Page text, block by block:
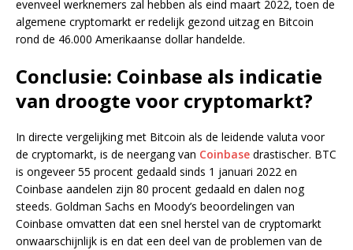
evenveel werknemers zal hebben als eind maart 2022, toen de
algemene cryptomarkt er redelijk gezond uitzag en Bitcoin
rond de 46.000 Amerikaanse dollar handelde.
Conclusie: Coinbase als indicatie
van droogte voor cryptomarkt?
In directe vergelijking met Bitcoin als de leidende valuta voor
de cryptomarkt, is de neergang van Coinbase drastischer. BTC
is ongeveer 55 procent gedaald sinds 1 januari 2022 en
Coinbase aandelen zijn 80 procent gedaald en dalen nog
steeds. Goldman Sachs en Moody’s beoordelingen van
Coinbase omvatten dat een snel herstel van de cryptomarkt
onwaarschijnlijk is en dat een deel van de problemen van de